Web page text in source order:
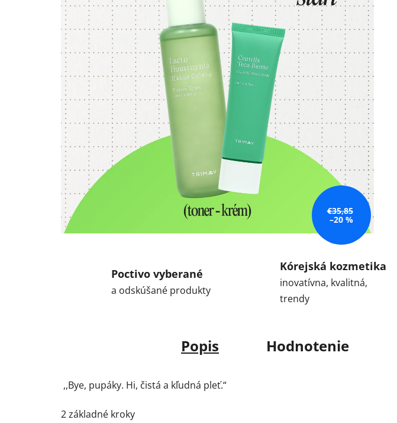
€35,85
–20 %
Poctivo vyberané
a odskúšané produkty
Kórejská kozmetika
inovatívna, kvalitná,
trendy
Popis Hodnotenie
,,Bye, pupáky. Hi, čistá a kľudná pleť.“
2 základné kroky